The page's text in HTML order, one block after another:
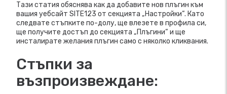
Тази статия обяснява как да добавите нов плъгин към
вашия уебсайт SITE123 от секцията „Настройки“. Като
следвате стъпките по-долу, ще влезете в профила си,
ще получите достъп до секцията „Плъгини“ и ще
инсталирате желания плъгин само с няколко кликвания.
Стъпки за
възпроизвеждане: